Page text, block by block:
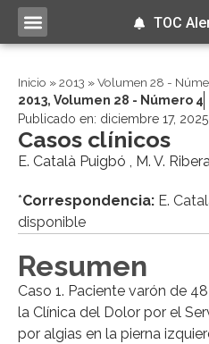
TOC
Inicio »2013 »Volumen 28 -
2013, Volumen 28 - Número 4
Publicado en: diciembre 17, 2025
Casos clínicos
E. Català Puigbó , M. V.
*Correspondencia: E.
disponible
Resumen
Caso 1. Paciente varón de
la Clínica del Dolor por el
por algias en la pierna